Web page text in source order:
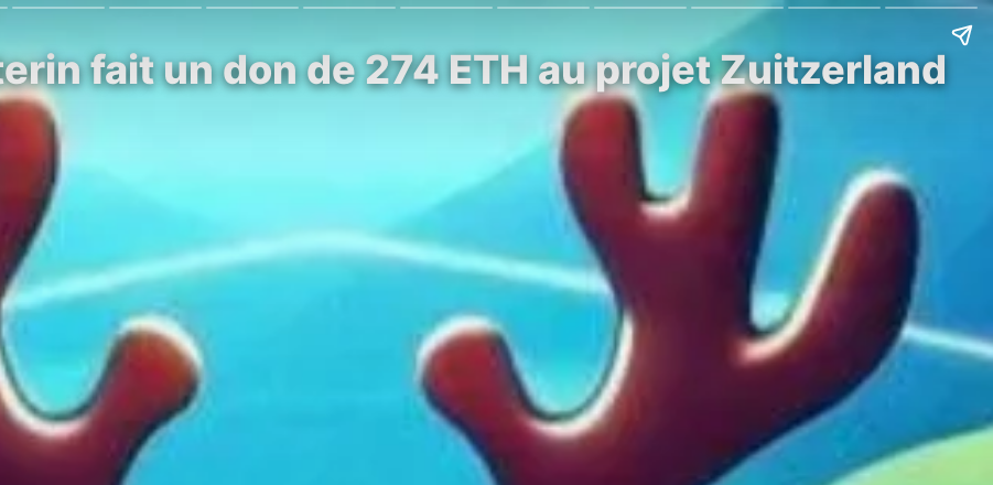
fait un don de 274 ETH au projet Zuitzerland